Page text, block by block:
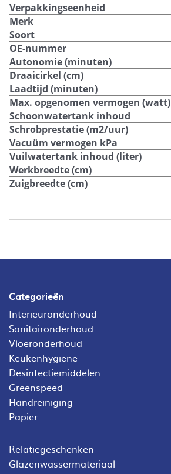
Verpakkingseenheid
Merk
Soort
OE-nummer
Autonomie (minuten)
Draaicirkel (cm)
Laadtijd (minuten)
Max. opgenomen vermogen (watt)
Schoonwatertank inhoud
Schrobprestatie (m2/uur)
Vacuüm vermogen kPa
Vuilwatertank inhoud (liter)
Werkbreedte (cm)
Zuigbreedte (cm)
Categorieën
Interieuronderhoud
Sanitaironderhoud
Vloeronderhoud
Keukenhygiëne
Desinfectiemiddelen
Greenspeed
Handreiniging
Papier
Relatiegeschenken
Glazenwassermateriaal